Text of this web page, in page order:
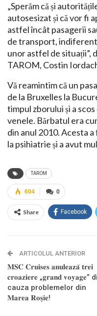
„Sperăm că și
autosesizat și că vor fi
astfel încât pasagerii
de transport, indiferent
unor astfel de situații”,
TAROM, Costin
Vă reamintim că un
de la Bruxelles la
timpul zborului și a scos
venele. Bărbatul era
din anul 2010. Acesta
la psihiatrie și a avut
TAROM
0
604
Share Facebook
ARTICOLUL ANTERIOR
𝐌𝐒𝐂 𝐂𝐫𝐮𝐢𝐬𝐞𝐬 𝐚𝐧𝐮𝐥𝐞𝐚𝐳𝐚̆ 𝐭𝐫𝐞𝐢
𝐜𝐫𝐨𝐚𝐳𝐢𝐞𝐫𝐞 „𝐠𝐫𝐚𝐧𝐝 𝐯𝐨𝐲𝐚𝐠𝐞”
cauza problemelor din
𝐌𝐚𝐫𝐞𝐚 𝐑𝐨𝐬̦𝐢𝐞!